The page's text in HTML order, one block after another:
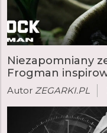
Niezapomniany
Frogman
Autor ZEGARKI.PL